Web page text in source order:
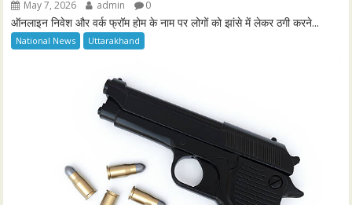
May 7, 2026 admin 0
ऑनलाइन निवेश और वर्क फ्रॉम होम के नाम पर लोगों को झांसे में लेकर ठगी करने...
National News Uttarakhand